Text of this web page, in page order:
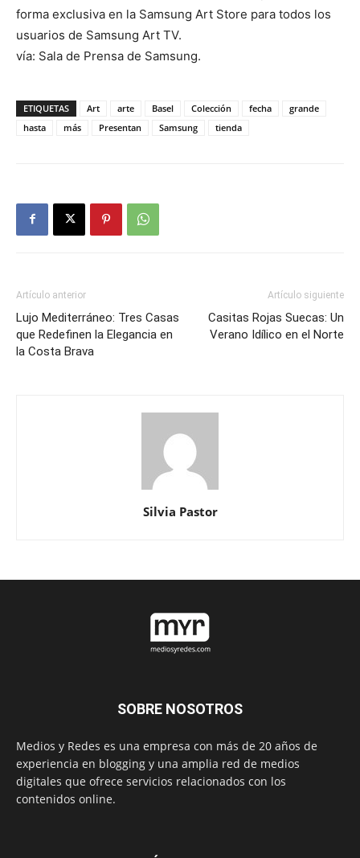
forma exclusiva en la Samsung Art Store para todos los
usuarios de Samsung Art TV.
vía: Sala de Prensa de Samsung.
ETIQUETAS Art arte Basel Colección fecha
grande
hasta
más Presentan Samsung tienda
Artículo anterior
Lujo Mediterráneo: Tres Casas
que Redefinen la Elegancia en
la Costa Brava
Artículo siguiente
Casitas Rojas Suecas: Un
Verano Idílico en el Norte
Silvia Pastor
SOBRE NOSOTROS
Medios y Redes es una empresa con más de 20 años de
experiencia en blogging y una amplia red de medios
digitales que ofrece servicios relacionados con los
contenidos online.